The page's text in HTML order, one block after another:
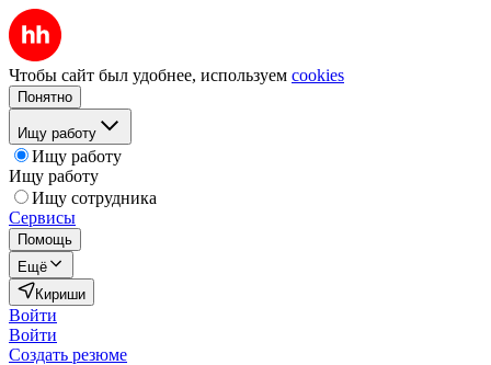
Чтобы сайт был удобнее, используем cookies
Понятно
Ищу работу
Ищу работу
Ищу работу
Ищу сотрудника
Сервисы
Помощь
Ещё
Кириши
Войти
Войти
Создать резюме